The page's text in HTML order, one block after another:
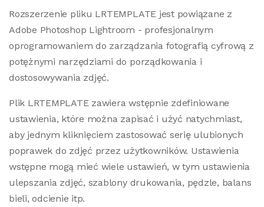
Rozszerzenie pliku LRTEMPLATE jest powiązane z
Adobe Photoshop Lightroom - profesjonalnym
oprogramowaniem do zarządzania fotografią cyfrową z
potężnymi narzędziami do porządkowania i
dostosowywania zdjęć.
Plik LRTEMPLATE zawiera wstępnie zdefiniowane
ustawienia, które można zapisać i użyć natychmiast,
aby jednym kliknięciem zastosować serię ulubionych
poprawek do zdjęć przez użytkowników. Ustawienia
wstępne mogą mieć wiele ustawień, w tym ustawienia
ulepszania zdjęć, szablony drukowania, pędzle, balans
bieli, odcienie itp.